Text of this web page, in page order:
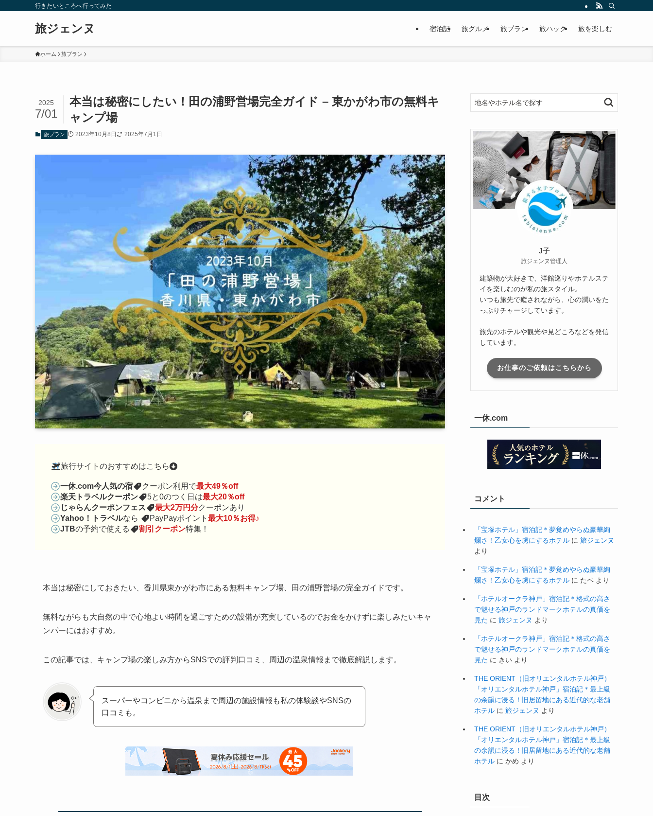
行きたいところへ行ってみた
旅ジェンヌ 宿泊記 旅グルメ 旅プラン 旅ハック 旅を楽しむ
ホーム 旅プラン
本当は秘密にしたい！田の浦野営場完全ガイド – 東かがわ市の無料キ
ャンプ場
2025
7/01
旅プラン 2023年10月8日 2025年7月1日
旅行サイトのおすすめはこちら
一休.com今人気の宿 クーポン利用で最大49％off
楽天トラベルクーポン
5と0のつく日は最大20％off
じゃらんクーポンフェス
最大2万円分クーポンあり
Yahoo！トラベルなら PayPayポイント最大10％お得♪
JTBの予約で使える 割引クーポン特集！
本当は秘密にしておきたい、香川県東かがわ市にある無料キャンプ場、田の浦野営場の完全ガイドです。
無料ながらも大自然の中で心地よい時間を過ごすための設備が充実しているのでお金をかけずに楽しみたいキャ
ンパーにはおすすめ。
この記事では、キャンプ場の楽しみ方からSNSでの評判口コミ、周辺の温泉情報まで徹底解説します。
スーパーやコンビニから温泉まで周辺の施設情報も私の体験談やSNSの
口コミも。
J子
旅ジェンヌ管理人
建築物が大好きで、洋館巡りやホテルステ
イを楽しむのが私の旅スタイル。
いつも旅先で癒されながら、心の潤いをた
っぷりチャージしています。
旅先のホテルや観光や見どころなどを発信
しています。
お仕事のご依頼はこちらから
一休.com
コメント
「宝塚ホテル」宿泊記＊夢覚めやらぬ豪華絢
爛さ！乙女心を虜にするホテル に 旅ジェンヌ
より
「宝塚ホテル」宿泊記＊夢覚めやらぬ豪華絢
爛さ！乙女心を虜にするホテル に たペ より
「ホテルオークラ神戸」宿泊記＊格式の高さ
で魅せる神戸のランドマークホテルの真価を
見た に 旅ジェンヌ より
「ホテルオークラ神戸」宿泊記＊格式の高さ
で魅せる神戸のランドマークホテルの真価を
見た に きい より
THE ORIENT（旧オリエンタルホテル神戸）
「オリエンタルホテル神戸」宿泊記＊最上級
の余韻に浸る！旧居留地にある近代的な老舗
ホテル に 旅ジェンヌ より
THE ORIENT（旧オリエンタルホテル神戸）
「オリエンタルホテル神戸」宿泊記＊最上級
の余韻に浸る！旧居留地にある近代的な老舗
ホテル に かめ より
目次